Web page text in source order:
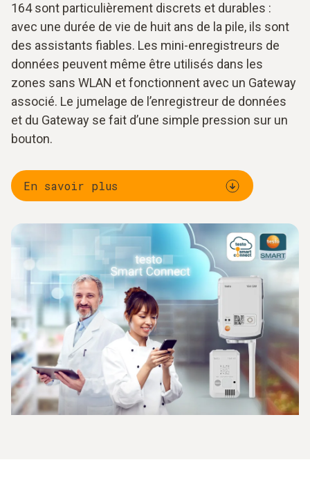
164 sont particulièrement discrets et durables :
avec une durée de vie de huit ans de la pile, ils sont
des assistants fiables. Les mini-enregistreurs de
données peuvent même être utilisés dans les
zones sans WLAN et fonctionnent avec un Gateway
associé. Le jumelage de l’enregistreur de données
et du Gateway se fait d’une simple pression sur un
bouton.
En savoir plus